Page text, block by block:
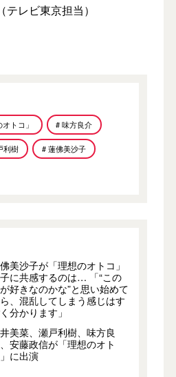
レビ東京担当）
トコ」 # 味方良介
利樹 # 蓮佛美沙子
美沙子が「理想のオトコ」
に共感するのは… 「“この
好きなのかな”と思い始めて
、混乱してしまう感じはす
分かります」
美菜、瀬戸利樹、味方良
安藤政信が「理想のオト
に出演